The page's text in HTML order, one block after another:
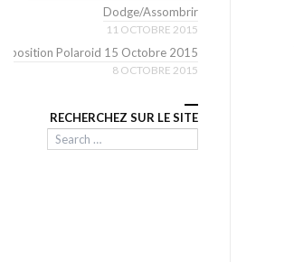
Dodge/Assombrir
11 OCTOBRE 2015
Polaroid 15 Octobre 2015
8 OCTOBRE 2015
RECHERCHEZ SUR LE SITE